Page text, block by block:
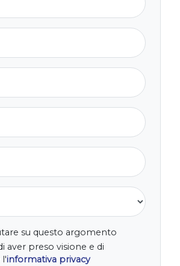
su questo argomento
aver preso visione e di
l'informativa privacy